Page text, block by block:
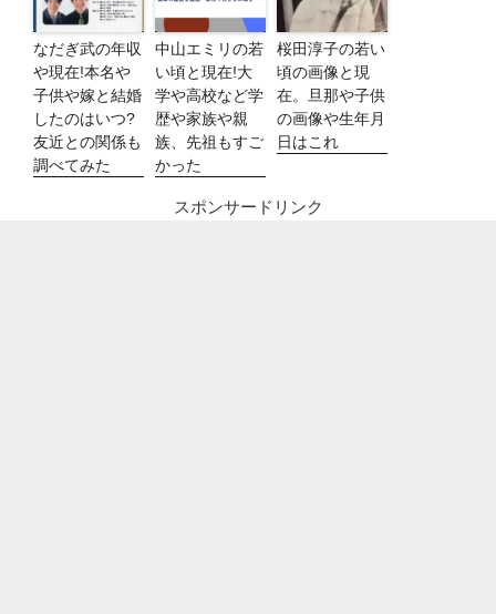
なだぎ武の年収
や現在!本名や
子供や嫁と結婚
したのはいつ?
友近との関係も
調べてみた
中山エミリの若
い頃と現在!大
学や高校など学
歴や家族や親
族、先祖もすご
かった
桜田淳子の若い
頃の画像と現
在。旦那や子供
の画像や生年月
日はこれ
スポンサードリンク